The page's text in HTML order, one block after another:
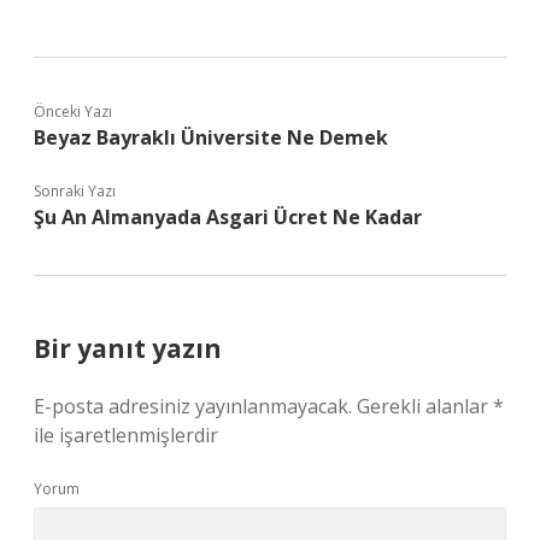
Önceki Yazı
Beyaz Bayraklı Üniversite Ne Demek
Sonraki Yazı
Şu An Almanyada Asgari Ücret Ne Kadar
Bir yanıt yazın
E-posta adresiniz yayınlanmayacak. Gerekli alanlar*
ile işaretlenmişlerdir
Yorum